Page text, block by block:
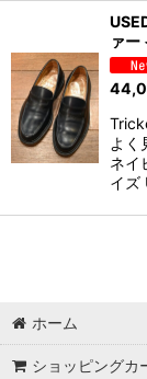
ァ
よく
ネイ
イズ
ホーム
ショッピングカ